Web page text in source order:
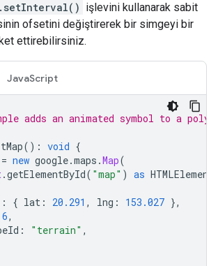
işlevini kullanarak sabit
ofsetini değiştirerek bir simgeyi bir
ettirebilirsiniz.
JavaScript
adds an animated symbol to a
() : void {
= new google.maps .Map(
.getElementById( "map" ) as HTMLElement
: { lat : 20.291 , lng : 153.027 },
6,
: "terrain" ,